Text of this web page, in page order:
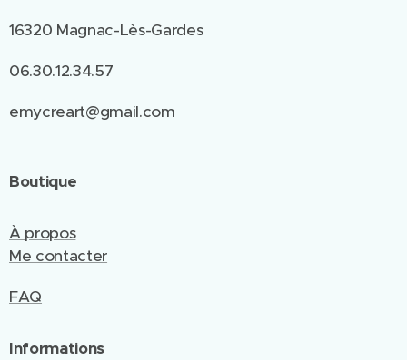
16320 Magnac-Lès-Gardes
06.30.12.34.57
emycreart@gmail.com
Boutique
À propos
Me contacter
FAQ
Informations